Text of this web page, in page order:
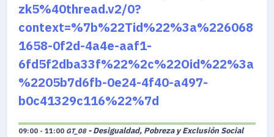
zk5%40thread.v2/0?
context=%7b%22Tid%22%3a%226068
1658-0f2d-4a4e-aaf1-
6fd5f2dba33f%22%2c%22Oid%22%3a
%2205b7d6fb-0e24-4f40-a497-
b0c41329c116%22%7d
09:00 - 11:00 GT_08 - Desigualdad, Pobreza y Exclusión Social